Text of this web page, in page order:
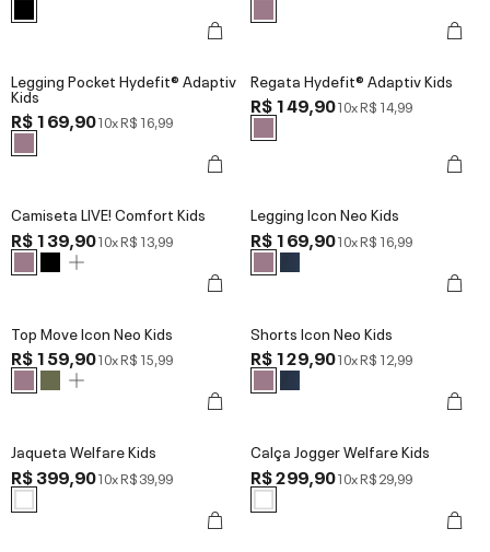
Legging Pocket Hydefit® Adaptiv
Kids
R$ 169,9010xR$ 16,99
Regata Hydefit® Adaptiv Kids
R$ 149,9010xR$ 14,99
Camiseta LIVE! Comfort Kids
R$ 139,9010xR$ 13,99
Legging Icon Neo Kids
R$ 169,9010xR$ 16,99
Top Move Icon Neo Kids
R$ 159,9010xR$ 15,99
Shorts Icon Neo Kids
R$ 129,9010xR$ 12,99
Jaqueta Welfare Kids
R$ 399,9010xR$ 39,99
Calça Jogger Welfare Kids
R$ 299,9010xR$ 29,99